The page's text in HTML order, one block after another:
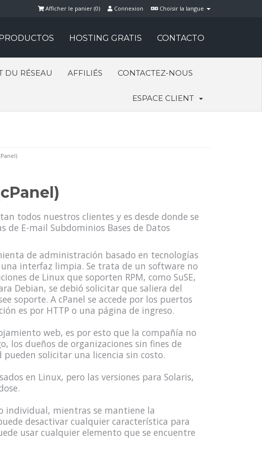
Choisir la langue
Connexion
Afficher le panier (0)
HOSTING GRATIS CONTACTO
DU RÉSEAU AFFILIÉS CONTACTEZ-NOUS
ESPACE CLIENT
todos nuestros clientes y es desde donde se
de E-mail Subdominios Bases de Datos
de administración basado en tecnologías
interfaz limpia. Se trata de un software no
de Linux que soporten RPM, como SuSE,
Debian, se debió solicitar que saliera del
soporte. A cPanel se accede por los puertos
es por HTTP o una página de ingreso.
web, es por esto que la compañía no
los dueños de organizaciones sin fines de
solicitar una licencia sin costo.
en Linux, pero las versiones para Solaris,
individual, mientras se mantiene la
desactivar cualquier característica para
usar cualquier elemento que se encuentre